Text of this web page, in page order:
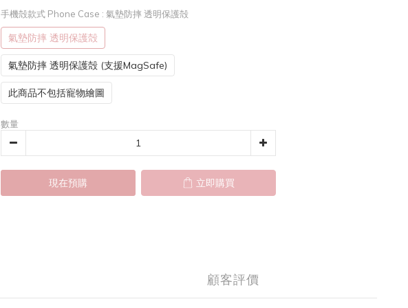
手機殻款式 Phone Case : 氣墊防摔 透明保護殻
氣墊防摔 透明保護殻
氣墊防摔 透明保護殻 (支援MagSafe)
此商品不包括寵物繪圖
數量
現在預購 立即購買
顧客評價